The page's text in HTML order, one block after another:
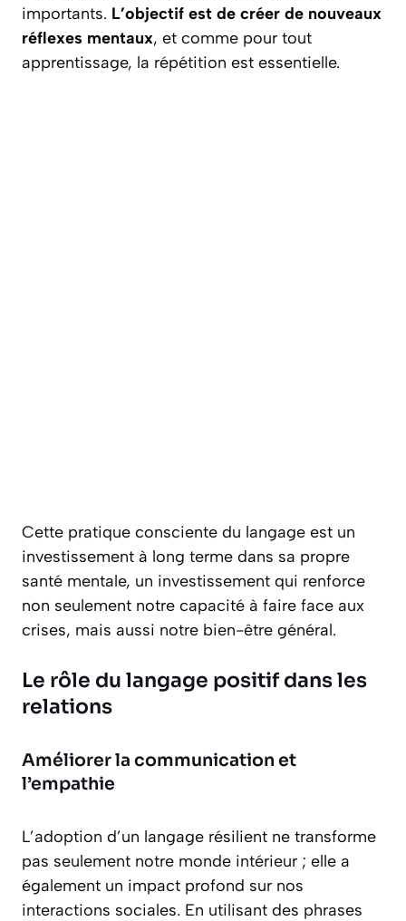
importants. L’objectif est de créer de nouveaux
réflexes mentaux, et comme pour tout
apprentissage, la répétition est essentielle.
Cette pratique consciente du langage est un
investissement à long terme dans sa propre
santé mentale, un investissement qui renforce
non seulement notre capacité à faire face aux
crises, mais aussi notre bien-être général.
Le rôle du langage positif dans les
relations
Améliorer la communication et
l’empathie
L’adoption d’un langage résilient ne transforme
pas seulement notre monde intérieur ; elle a
également un impact profond sur nos
interactions sociales. En utilisant des phrases